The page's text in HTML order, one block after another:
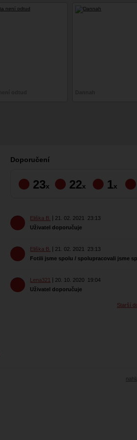
Doporučení
23x 22x 1x
Eliška B. 21. 02. 2021
23:13
Uživatel doporučuje
Eliška B. 21. 02. 2021
23:13
Fotili jsme spolu / spolupracovali jsme
Lena321 20. 10. 2020 19:04
Uživatel doporučuje
Starší